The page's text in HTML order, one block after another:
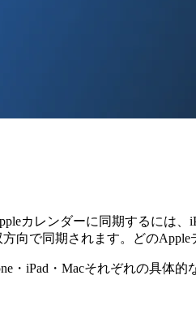
カレンダーに同期するには
向で同期されます。どのApple
・iPad・Macそれぞれの具体